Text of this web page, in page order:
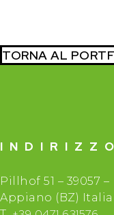
TORNA AL
INDIRIZZO
Pillhof 51 – 39057 –
Appiano (BZ) Italia